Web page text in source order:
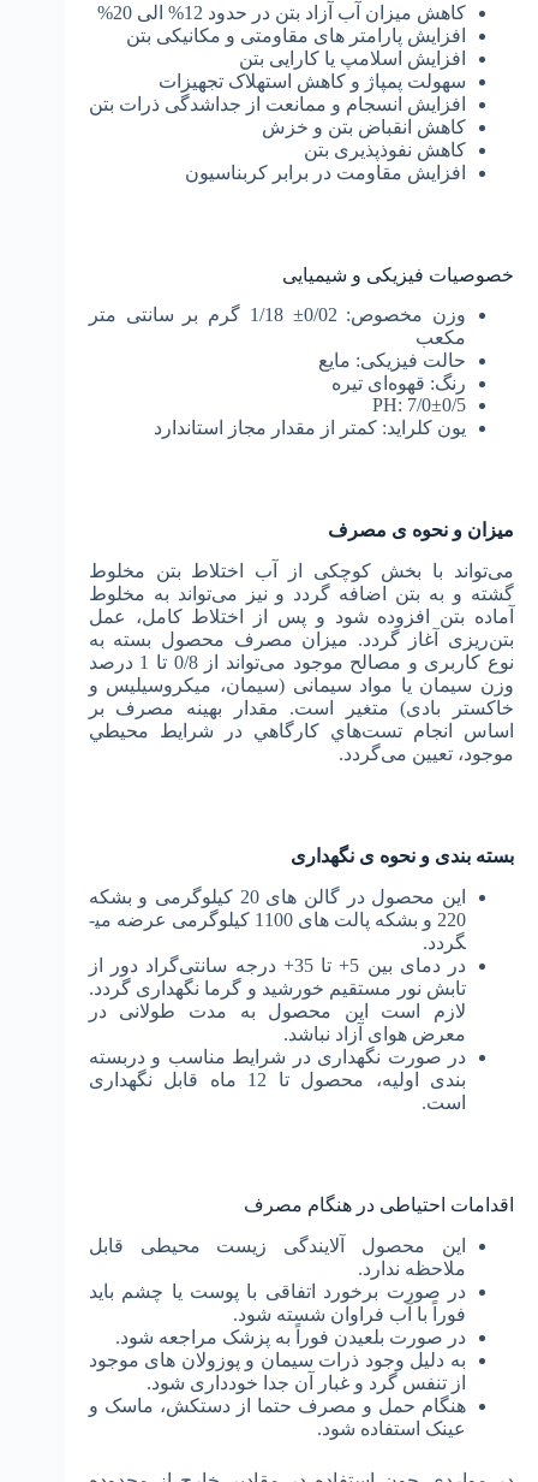
کاهش میزان آب آزاد بتن در حدود 12% الی 20%
افزایش پارامتر های مقاومتی و مکانیکی بتن
افزایش اسلامپ یا کارایی بتن
سهولت پمپاژ و کاهش استهلاک تجهیزات
افزایش انسجام و ممانعت از جداشدگی­ ذرات بتن
کاهش انقباض بتن و خزش
کاهش نفوذپذیری بتن
افزایش مقاومت در برابر کربناسیون
خصوصیات فیزیکی و شیمیایی
وزن مخصوص: 0/02± 1/18 گرم بر سانتی متر
مکعب
حالت فیزیکی: مایع
رنگ: قهوه‌ای تیره
PH: 7/0±0/5
یون کلراید: کمتر از مقدار مجاز استاندارد
میزان و نحوه ی مصرف
می‌تواند با بخش کوچکی از آب اختلاط بتن مخلوط
گشته و به بتن اضافه گردد و نیز می‌تواند به مخلوط
آماده بتن افزوده شود و پس از اختلاط کامل، عمل
بتن‌ریزی آغاز گردد. ﻣﻴﺰان مصرف محصول بسته به
نوع کاربری و مصالح موجود می‌تواند از 0/8 تا 1 درصد
وزن سیمان یا مواد سیمانی (سیمان، میکروسیلیس و
خاکستر بادی) متغیر است. مقدار بهینه مصرف بر
اساس انجام تست‌هاي كارگاهي در شرايط محيطي
موجود، تعیین می‌گردد.
بسته بندی و نحوه ی نگهداری
این محصول در گالن ­های 20 کیلوگرمی و بشکه
220 و بشکه پالت های 1100 کیلوگرمی عرضه می­
گردد.
در دمای بین 5+ تا 35+ درجه سانتی‌گراد دور از
تابش نور مستقیم خورشید و گرما نگهداری گردد.
لازم است این محصول به مدت طولانی در
معرض هوای آزاد نباشد.
در صورت نگهداری در شرایط مناسب و دربسته
بندی اولیه، محصول تا 12 ماه قابل نگهداری
است.
اقدامات احتیاطی در هنگام مصرف
این محصول آلایندگی زیست محیطی قابل
ملاحظه ندارد.
در صورت برخورد اتفاقی با پوست یا چشم باید
فوراً با آب فراوان شسته شود.
در صورت بلعیدن فوراً به پزشک مراجعه شود.
به دلیل وجود ذرات سیمان و پوزولان های موجود
از تنفس گرد و غبار آن جدا خودداری شود.
هنگام حمل و مصرف حتما از دستکش، ماسک و
عینک استفاده شود.